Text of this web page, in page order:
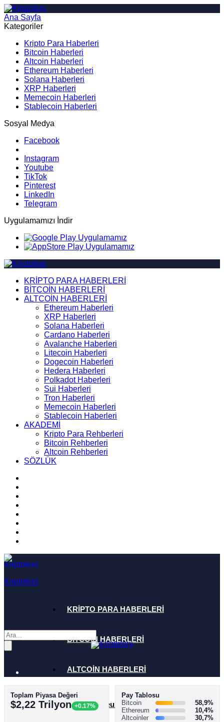
Ana Sayfa
Kategoriler
Kripto Para Haberleri
Bitcoin Haberleri
Altcoin Haberleri
Ethereum Haberleri
Solana Haberleri
XRP Haberleri
Memecoin Haberleri
Stablecoin Haberleri
Sosyal Medya
Facebook
Instagram
Youtube
TikTok
Pinterest
LinkedIn
Telegram
Uygulamamızı İndir
KRİPTO PARA HABERLERİ
BİTCOİN HABERLERİ
ALTCOİN HABERLERİ
Ethereum Haberleri
XRP Haberleri
Solana Haberleri
Cardano Haberleri
Avalanche Haberleri
Litecoin Haberleri
Dogecoin Haberleri
Hedera Haberleri
Polkadot Haberleri
Sui Haberleri
Tron Haberleri
Memecoin Haberleri
Stablecoin Haberleri
AKADEMİ
Kripto Para Rehberleri
Bitcoin Rehberleri
Altcoin Rehberleri
SÖZLÜK
Kriptofoni
KRİPTO PARA HABERLERİ
BİTCOİN HABERLERİ
ALTCOİN HABERLERİ
Ethereum Haberleri
AKADEMİ
Toplam Piyasa Değeri
$2,22 Trilyon +0.17%
Pay Tablosu
Bitcoin
58,9%
Ethereum
10,4%
Altcoinler
30,7%